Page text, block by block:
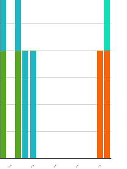
.. .. .. .. ..